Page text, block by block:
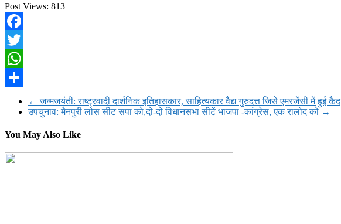
Post Views: 813
Facebook
Twitter
WhatsApp
← जन्मजयंती: राष्ट्रवादी दार्शनिक इतिहासकार, साहित्यकार वैद्य गुरुदत्त जिसे एमरजेंसी में हुई कैद
उपचुनाव: मैनपुरी लोस सीट सपा को,दो-दो विधानसभा सीटें भाजपा -कांग्रेस, एक रालोद को →
You May Also Like